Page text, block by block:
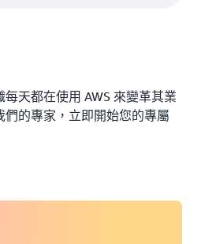
Pharmacy 資深首席工程師
的產業自訂解決方案，同時優
天都在使用 AWS 來變革其業
的專家，立即開始您的專屬